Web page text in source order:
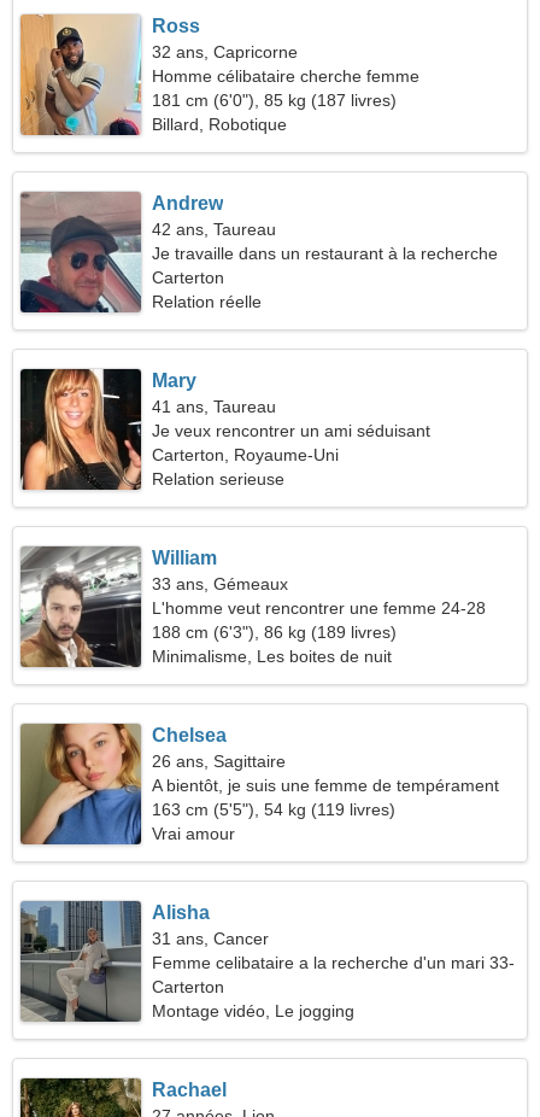
Ross
32 ans, Capricorne
Homme célibataire cherche femme
181 cm (6'0"), 85 kg (187 livres)
Billard, Robotique
Andrew
42 ans, Taureau
Je travaille dans un restaurant à la recherche
d'une femme romantique
Carterton
Relation réelle
Mary
41 ans, Taureau
Je veux rencontrer un ami séduisant
Carterton, Royaume-Uni
Relation serieuse
William
33 ans, Gémeaux
L'homme veut rencontrer une femme 24-28
188 cm (6'3"), 86 kg (189 livres)
Minimalisme, Les boites de nuit
Chelsea
26 ans, Sagittaire
A bientôt, je suis une femme de tempérament
163 cm (5'5"), 54 kg (119 livres)
Vrai amour
Alisha
31 ans, Cancer
Femme celibataire a la recherche d'un mari 33-
39
Carterton
Montage vidéo, Le jogging
Rachael